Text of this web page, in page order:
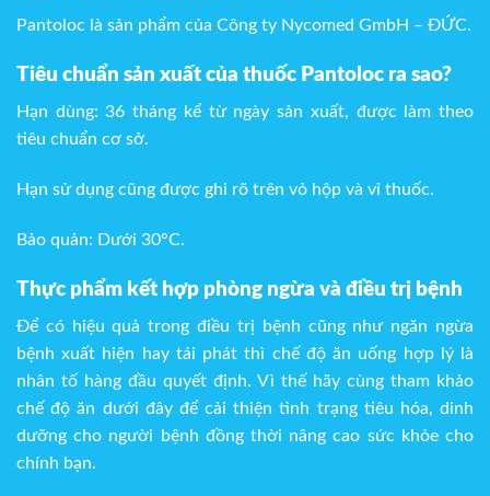
Pantoloc là sản phẩm của Công ty Nycomed GmbH – ĐỨC.
Tiêu chuẩn sản xuất của thuốc Pantoloc ra sao?
Hạn dùng: 36 tháng kể từ ngày sản xuất, được làm theo
tiêu chuẩn cơ sở.
Hạn sử dụng cũng được ghi rõ trên vỏ hộp và vỉ thuốc.
Bảo quản: Dưới 30°C.
Thực phẩm kết hợp phòng ngừa và điều trị bệnh
Để có hiệu quả trong điều trị bệnh cũng như ngăn ngừa
bệnh xuất hiện hay tái phát thì chế độ ăn uống hợp lý là
nhân tố hàng đầu quyết định. Vì thế hãy cùng tham khảo
chế độ ăn dưới đây để cải thiện tình trạng tiêu hóa, dinh
dưỡng cho người bệnh đồng thời nâng cao sức khỏe cho
chính bạn.